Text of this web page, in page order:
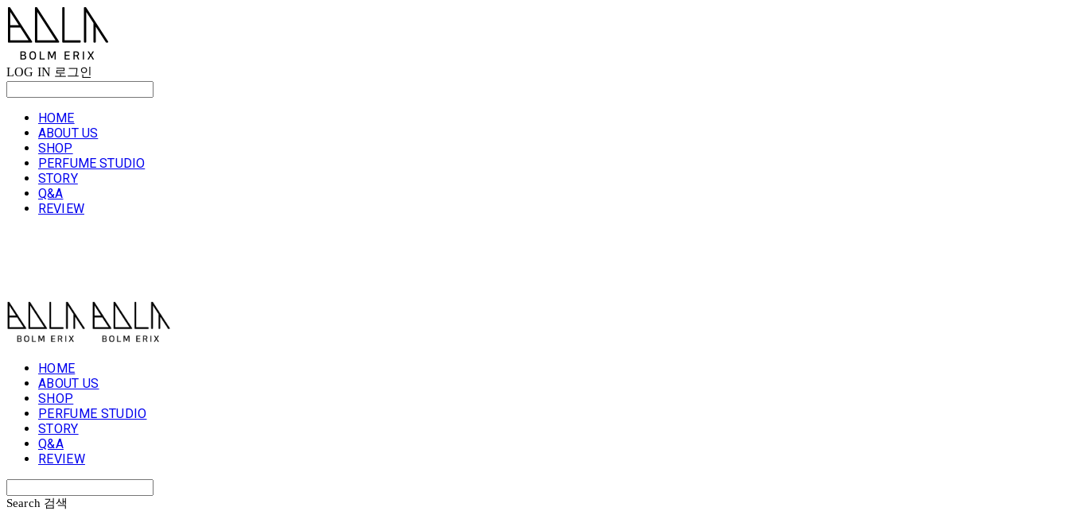
LOG IN 로그인
HOME
ABOUT US
SHOP
PERFUME STUDIO
STORY
Q&A
REVIEW
HOME
ABOUT US
SHOP
PERFUME STUDIO
STORY
Q&A
REVIEW
Search 검색